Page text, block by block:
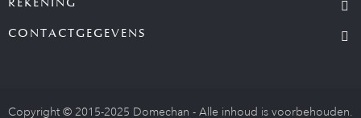
CONTACTGEGEVENS
Copyright © 2015-2025 Domechan - Alle inhoud is voorbehouden.